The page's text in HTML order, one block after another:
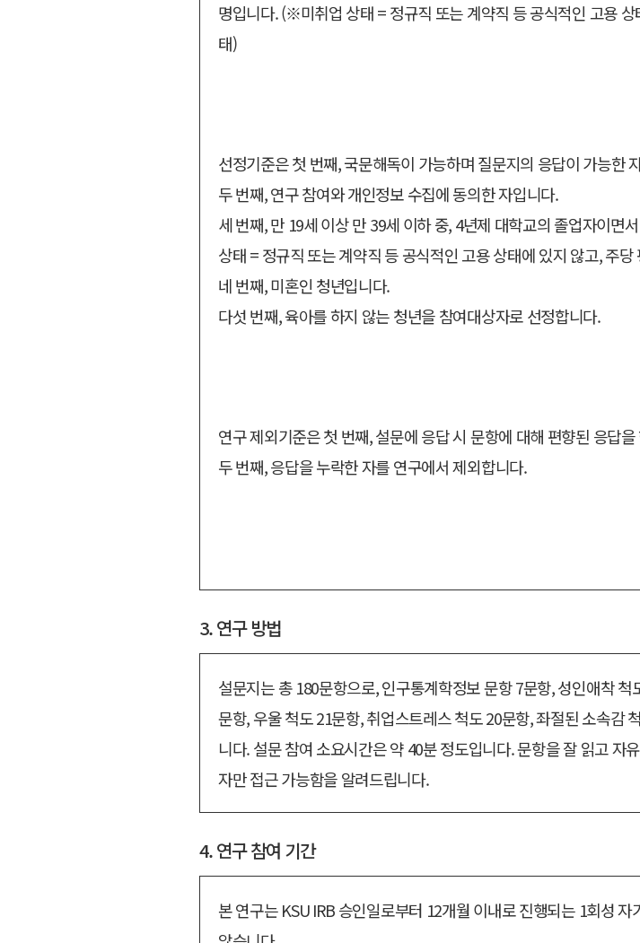
명입니다. (※미취업 상태 = 정규직 또는 계약직 등 공식적인 고용
태)
선정기준은 첫 번째, 국문해독이 가능하며 질문지의 응답이 가능한
두 번째, 연구 참여와 개인정보 수집에 동의한 자입니다.
세 번째, 만 19세 이상 만 39세 이하 중, 4년제 대학교의 졸업자이
상태 = 정규직 또는 계약직 등 공식적인 고용 상태에 있지 않고, 주
네 번째, 미혼인 청년입니다.
다섯 번째, 육아를 하지 않는 청년을 참여대상자로 선정합니다.
연구 제외기준은 첫 번째, 설문에 응답 시 문항에 대해 편향된 응답
두 번째, 응답을 누락한 자를 연구에서 제외합니다.
3. 연구 방법
설문지는 총 180문항으로, 인구통계학정보 문항 7문항, 성인애착
문항, 우울 척도 21문항, 취업스트레스 척도 20문항, 좌절된 소속감
니다. 설문 참여 소요시간은 약 40분 정도입니다. 문항을 잘 읽고 자
자만 접근 가능함을 알려드립니다.
4. 연구 참여 기간
본 연구는 KSU IRB 승인일로부터 12개월 이내로 진행되는 1회성